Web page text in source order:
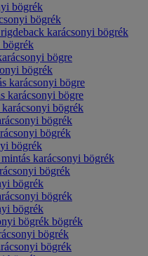
bögrék
bögrék
karácsonyi bögrék
bögrék
bögre
bögrék
karácsonyi bögre
karácsonyi bögre
bögrék
bögrék
bögrék
bögrék
karácsonyi bögrék
bögrék
bögrék
bögrék
bögrék
bögrék bögrék
bögrék
bögrék